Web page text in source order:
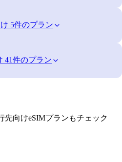
5件のプラン
41件のプラン
先向けeSIMプランもチェック